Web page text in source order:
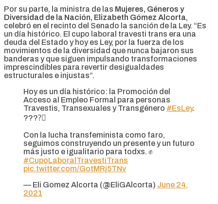
Por su parte, la ministra de las Mujeres, Géneros y
Diversidad de la Nación, Elizabeth Gómez Alcorta,
celebró en el recinto del Senado la sanción de la Ley. “Es
un día histórico. El cupo laboral travesti trans era una
deuda del Estado y hoy es Ley, por la fuerza de los
movimientos de la diversidad que nunca bajaron sus
banderas y que siguen impulsando transformaciones
imprescindibles para revertir desigualdades
estructurales e injustas”.
Hoy es un día histórico: la Promoción del
Acceso al Empleo Formal para personas
Travestis, Transexuales y Transgénero #EsLey.
????️‍⚧️
Con la lucha transfeminista como faro,
seguimos construyendo un presente y un futuro
más justo e igualitario para todxs. ✊
#CupoLaboralTravestiTrans
pic.twitter.com/GotMRj5TNv
— Eli Gomez Alcorta (@EliGAlcorta) June 24,
2021